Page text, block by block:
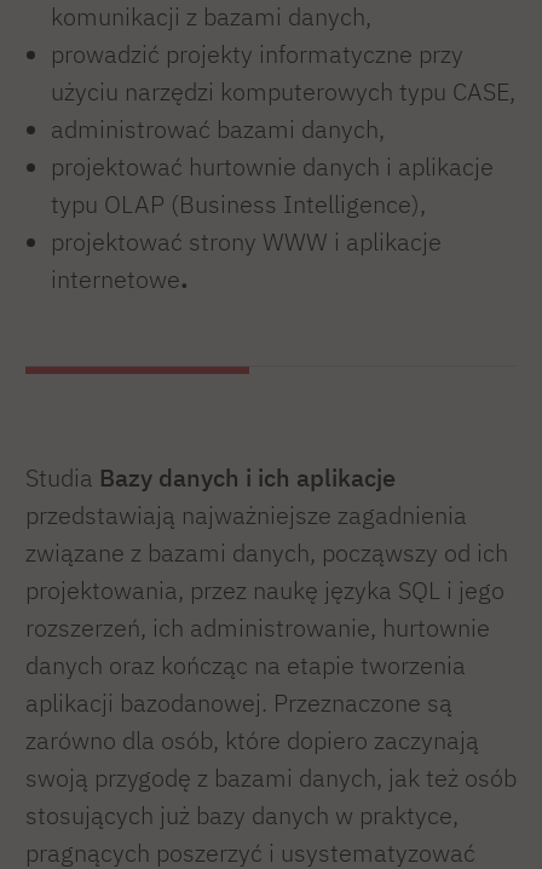
komunikacji z bazami danych,
prowadzić projekty informatyczne przy
użyciu narzędzi komputerowych typu CASE,
administrować bazami danych,
projektować hurtownie danych i aplikacje
typu OLAP (Business Intelligence),
projektować strony WWW i aplikacje
internetowe.
Studia Bazy danych i ich aplikacje
przedstawiają najważniejsze zagadnienia
związane z bazami danych, począwszy od ich
projektowania, przez naukę języka SQL i jego
rozszerzeń, ich administrowanie, hurtownie
danych oraz kończąc na etapie tworzenia
aplikacji bazodanowej. Przeznaczone są
zarówno dla osób, które dopiero zaczynają
swoją przygodę z bazami danych, jak też osób
stosujących już bazy danych w praktyce,
pragnących poszerzyć i usystematyzować